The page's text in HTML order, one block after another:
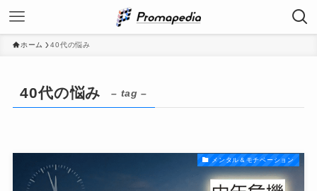
ホーム 40代の悩み
40代の悩み – tag –
メンタル＆モチベーション